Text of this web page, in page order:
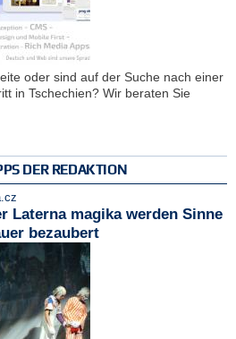
oder sind auf der Suche nach einer
in Tschechien? Wir beraten Sie
DER REDAKTION
Laterna magika werden Sinne
bezaubert